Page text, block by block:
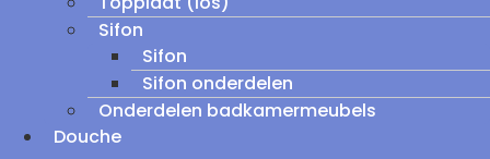
Sifon
Sifon
Sifon onderdelen
Onderdelen badkamermeubels
Douche